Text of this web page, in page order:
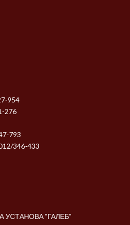
954
276
793
346-433
УСТАНОВА "ГАЛЕБ"